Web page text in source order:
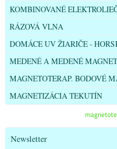
KOMBINOVANÉ
RÁZOVÁ VLNA
DOMÁCE UV ŽIARIČE -
MEDENÉ A MEDENÉ
MAGNETOTERAP. BODOVÉ
MAGNETIZÁCIA TEKUTÍN
Newsletter